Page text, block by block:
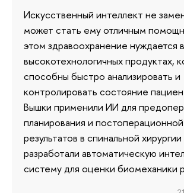
Искусственный интеллект не
может стать ему отличным
этом здравоохранение нуждается в
высокотехнологичных продуктах,
способны быстро анализировать и
контролировать состояние
Вышки применили ИИ для
планирования и
результатов в спинальной хирургии
разработали автоматическую
систему для оценки биомеханики